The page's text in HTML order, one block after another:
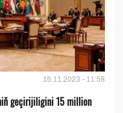
16.11.2023 - 11:58
geçirijiligini 15 million